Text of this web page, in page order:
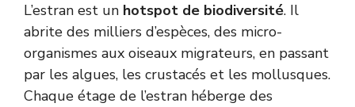
L’estran est un hotspot de biodiversité. Il
abrite des milliers d’espèces, des micro-
organismes aux oiseaux migrateurs, en passant
par les algues, les crustacés et les mollusques.
Chaque étage de l’estran héberge des